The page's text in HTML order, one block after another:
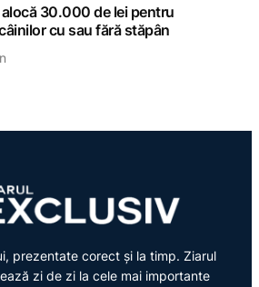
30.000 de lei pentru
cu sau fără stăpân
prezentate corect și la timp. Ziarul
zi de zi la cele mai importante